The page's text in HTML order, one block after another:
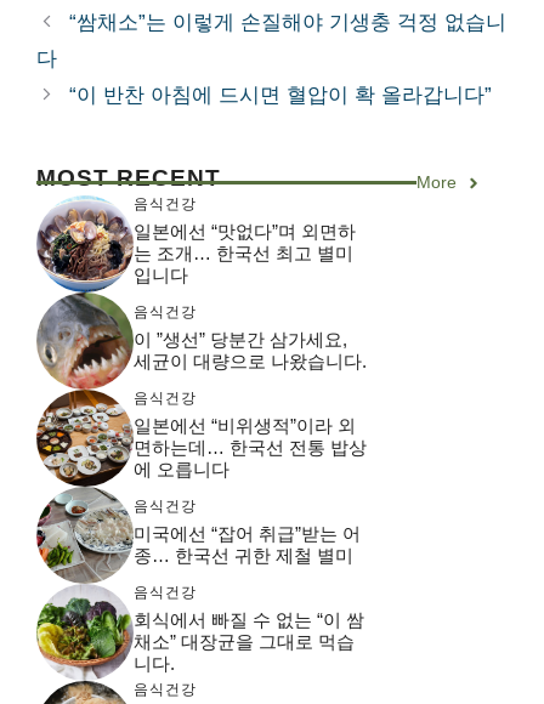
테
“쌈채소”는 이렇게 손질해야 기생충 걱정 없습니
다
“이 반찬 아침에 드시면 혈압이 확 올라갑니다”
MOST RECENT More
음식건강
일본에선 “맛없다”며 외면하
는 조개… 한국선 최고 별미
입니다
음식건강
이 ”생선” 당분간 삼가세요,
세균이 대량으로 나왔습니다.
음식건강
일본에선 “비위생적”이라 외
면하는데… 한국선 전통 밥상
에 오릅니다
음식건강
미국에선 “잡어 취급”받는 어
종… 한국선 귀한 제철 별미
음식건강
회식에서 빠질 수 없는 “이 쌈
채소” 대장균을 그대로 먹습
니다.
음식건강